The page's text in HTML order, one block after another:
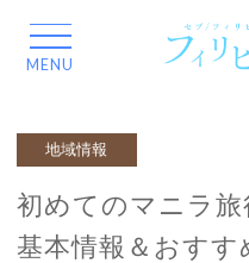
初めてのマニラ
基本情報＆おすす
地域情報